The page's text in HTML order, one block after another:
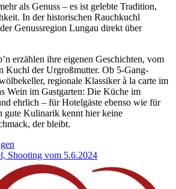
als Genuss – es ist gelebte Tradition,
In der historischen Rauchkuchl
Genussregion Lungau direkt über
erzählen ihre eigenen Geschichten, vom
Kuchl der Urgroßmutter. Ob 5-Gang-
regionale Klassiker à la carte im
Wein im Gastgarten: Die Küche im
ehrlich – für Hotelgäste ebenso wie für
gute Kulinarik kennt hier keine
der bleibt.